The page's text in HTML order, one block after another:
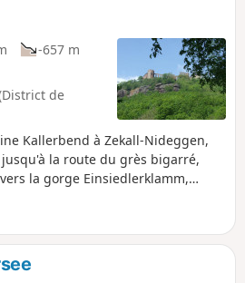
-657 m
de
Kallerbend à Zekall-Nideggen,
la route du grès bigarré,
la gorge Einsiedlerklamm,
la Hirtzley, entre dans
château, puis emprunte la route
Abenden, le point sud du circuit,
non loin de la Rur, en passant